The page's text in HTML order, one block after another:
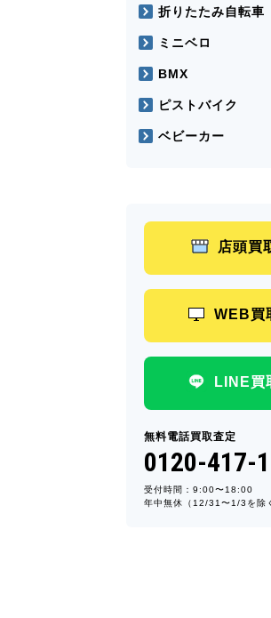
折りたたみ自転車
ミニベロ
BMX
ピストバイク
ベビーカー
店頭買
WEB買
LINE買
無料電話買取査定
0120-417-
受付時間：9:00〜18:00
年中無休（12/31〜1/3を除